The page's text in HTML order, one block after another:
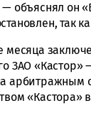
объяснял он
так
месяца
ЗАО
арбитражным
«Кастора»